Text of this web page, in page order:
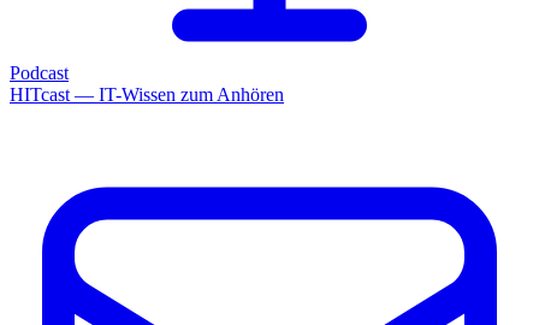
Podcast
HITcast — IT-Wissen zum Anhören